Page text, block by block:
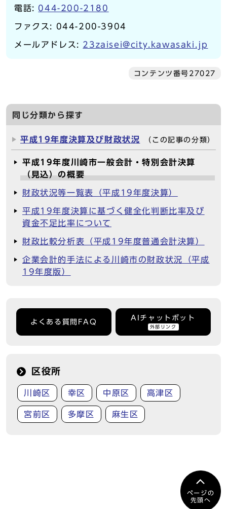
電話: 044-200-2180
ファクス: 044-200-3904
メールアドレス: 23zaisei@city.kawasaki.jp
コンテンツ番号27027
同じ分類から探す
平成19年度決算及び財政状況 （この記事の分類）
平成19年度川崎市一般会計・特別会計決算
（見込）の概要
財政状況等一覧表（平成19年度決算）
平成19年度決算に基づく健全化判断比率及び
資金不足比率について
財政比較分析表（平成19年度普通会計決算）
企業会計的手法による川崎市の財政状況（平成
19年度版）
よくある質問FAQ
AIチャットボット
外部リンク
区役所
川崎区 幸区 中原区 高津区
宮前区 多摩区 麻生区
ページの
先頭へ